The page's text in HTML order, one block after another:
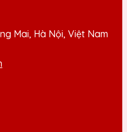
Mai, Hà Nội, Việt Nam